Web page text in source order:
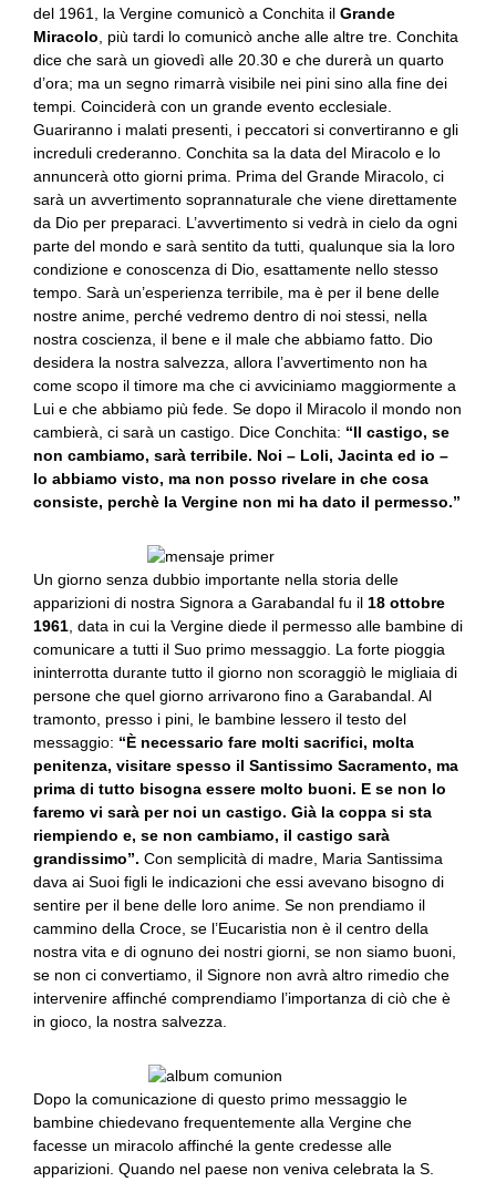
del 1961, la Vergine comunicò a Conchita il Grande
Miracolo , più tardi lo comunicò anche alle altre tre. Conchita
dice che sarà un giovedì alle 20.30 e che durerà un quarto
d’ora; ma un segno rimarrà visibile nei pini sino alla fine dei
tempi. Coinciderà con un grande evento ecclesiale.
Guariranno i malati presenti, i peccatori si convertiranno e gli
increduli crederanno. Conchita sa la data del Miracolo e lo
annuncerà otto giorni prima. Prima del Grande Miracolo, ci
sarà un avvertimento soprannaturale che viene direttamente
da Dio per preparaci. L’avvertimento si vedrà in cielo da ogni
parte del mondo e sarà sentito da tutti, qualunque sia la loro
condizione e conoscenza di Dio, esattamente nello stesso
tempo. Sarà un’esperienza terribile, ma è per il bene delle
nostre anime, perché vedremo dentro di noi stessi, nella
nostra coscienza, il bene e il male che abbiamo fatto. Dio
desidera la nostra salvezza, allora l’avvertimento non ha
come scopo il timore ma che ci avviciniamo maggiormente a
Lui e che abbiamo più fede. Se dopo il Miracolo il mondo non
cambierà, ci sarà un castigo. Dice Conchita: “Il castigo, se
non cambiamo, sarà terribile. Noi – Loli, Jacinta ed io –
lo abbiamo visto, ma non posso rivelare in che cosa
consiste, perchè la Vergine non mi ha dato il permesso.”
Un giorno senza dubbio importante nella storia delle
apparizioni di nostra Signora a Garabandal fu il 18 ottobre
1961 , data in cui la Vergine diede il permesso alle bambine di
comunicare a tutti il Suo primo messaggio. La forte pioggia
ininterrotta durante tutto il giorno non scoraggiò le migliaia di
persone che quel giorno arrivarono fino a Garabandal. Al
tramonto, presso i pini, le bambine lessero il testo del
messaggio: “È necessario fare molti sacrifici, molta
penitenza, visitare spesso il Santissimo Sacramento, ma
prima di tutto bisogna essere molto buoni. E se non lo
faremo vi sarà per noi un castigo. Già la coppa si sta
riempiendo e, se non cambiamo, il castigo sarà
grandissimo”. Con semplicità di madre, Maria Santissima
dava ai Suoi figli le indicazioni che essi avevano bisogno di
sentire per il bene delle loro anime. Se non prendiamo il
cammino della Croce, se l’Eucaristia non è il centro della
nostra vita e di ognuno dei nostri giorni, se non siamo buoni,
se non ci convertiamo, il Signore non avrà altro rimedio che
intervenire affinché comprendiamo l’importanza di ciò che è
in gioco, la nostra salvezza.
Dopo la comunicazione di questo primo messaggio le
bambine chiedevano frequentemente alla Vergine che
facesse un miracolo affinché la gente credesse alle
apparizioni. Quando nel paese non veniva celebrata la S.